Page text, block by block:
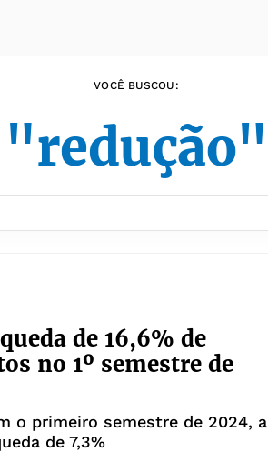
VOCÊ BUSCOU:
"redução"
de 16,6% de
no 1º semestre de
o primeiro semestre de 2024, a
de 7,3%